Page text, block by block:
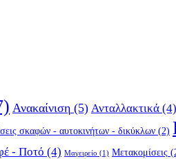
Ανακαίνιση (5) Ανταλλακτικά (4)
σκαφών - αυτοκινήτων - δικύκλων (2)
- Ποτό (4) Μαγειρείο (1) Μετακομίσεις